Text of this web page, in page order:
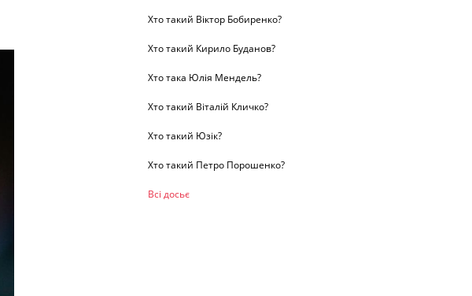
Хто такий Віктор Бобиренко?
Хто такий Кирило Буданов?
Хто така Юлія Мендель?
Хто такий Віталій Кличко?
Хто такий Юзік?
Хто такий Петро Порошенко?
Всі досьє